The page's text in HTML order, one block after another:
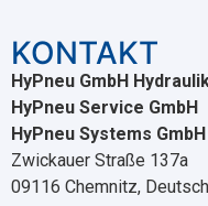
KONTAKT
HyPneu GmbH
HyPneu Service GmbH
HyPneu Systems GmbH
Zwickauer Straße 137a
09116 Chemnitz,